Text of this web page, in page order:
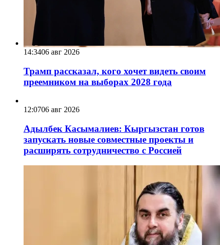
14:3406 авг 2026
Трамп рассказал, кого хочет видеть своим
преемником на выборах 2028 года
12:0706 авг 2026
Адылбек Касымалиев: Кыргызстан готов
запускать новые совместные проекты и
расширять сотрудничество с Россией